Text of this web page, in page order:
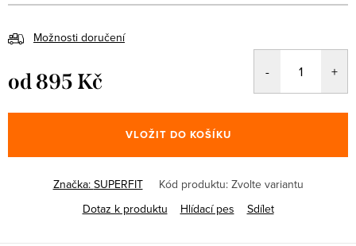
Možnosti doručení
od895 Kč
cena:
VLOŽIT DO KOŠÍKU
Značka: SUPERFIT Kód produktu: Zvolte variantu
Dotaz k produktu
Hlídací pes Sdílet